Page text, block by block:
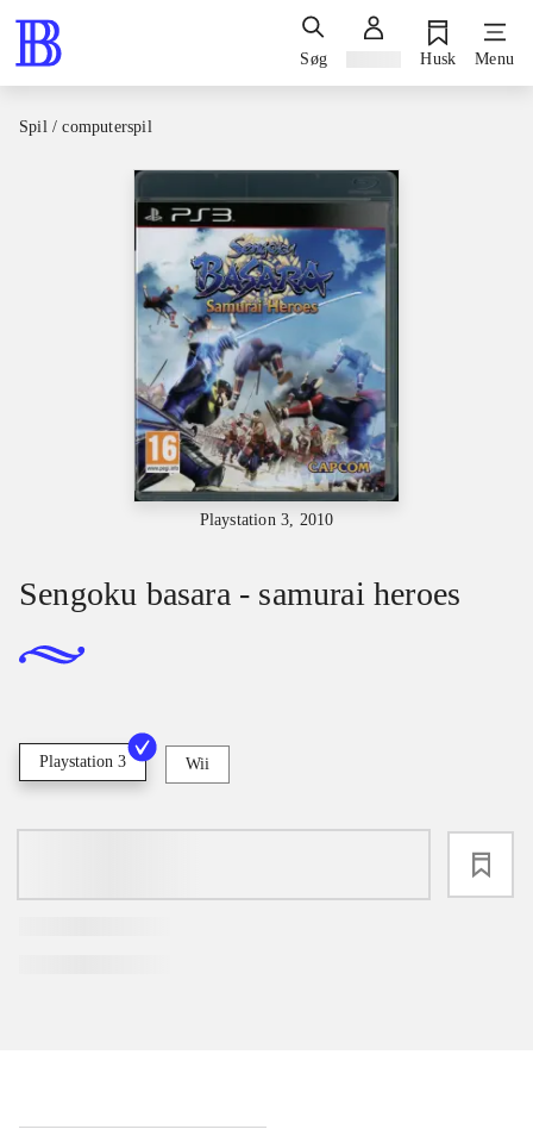
Søg Husk Menu
Spil / computerspil
Playstation 3, 2010
Sengoku basara - samurai heroes
Playstation 3 Wii